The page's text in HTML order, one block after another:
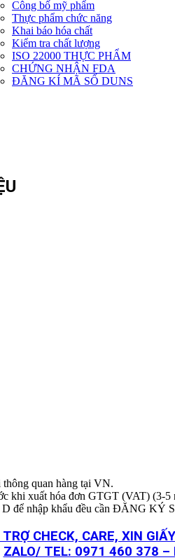
Dịch
vụ
khác
Công bố mỹ phẩm
Thực phẩm chức năng
Khai báo hóa chất
Kiểm tra chất lượng
ISO 22000 THỰC PHẨM
CHỨNG NHẬN FDA
ĐĂNG KÍ MÃ SỐ DUNS
quan hàng tại VN.
khi xuất hóa đơn GTGT (VAT) (3-5
D để nhập khẩu đều cần ĐĂNG
CHECK, CARE, XIN
ZALO/ TEL: 0971 460 378